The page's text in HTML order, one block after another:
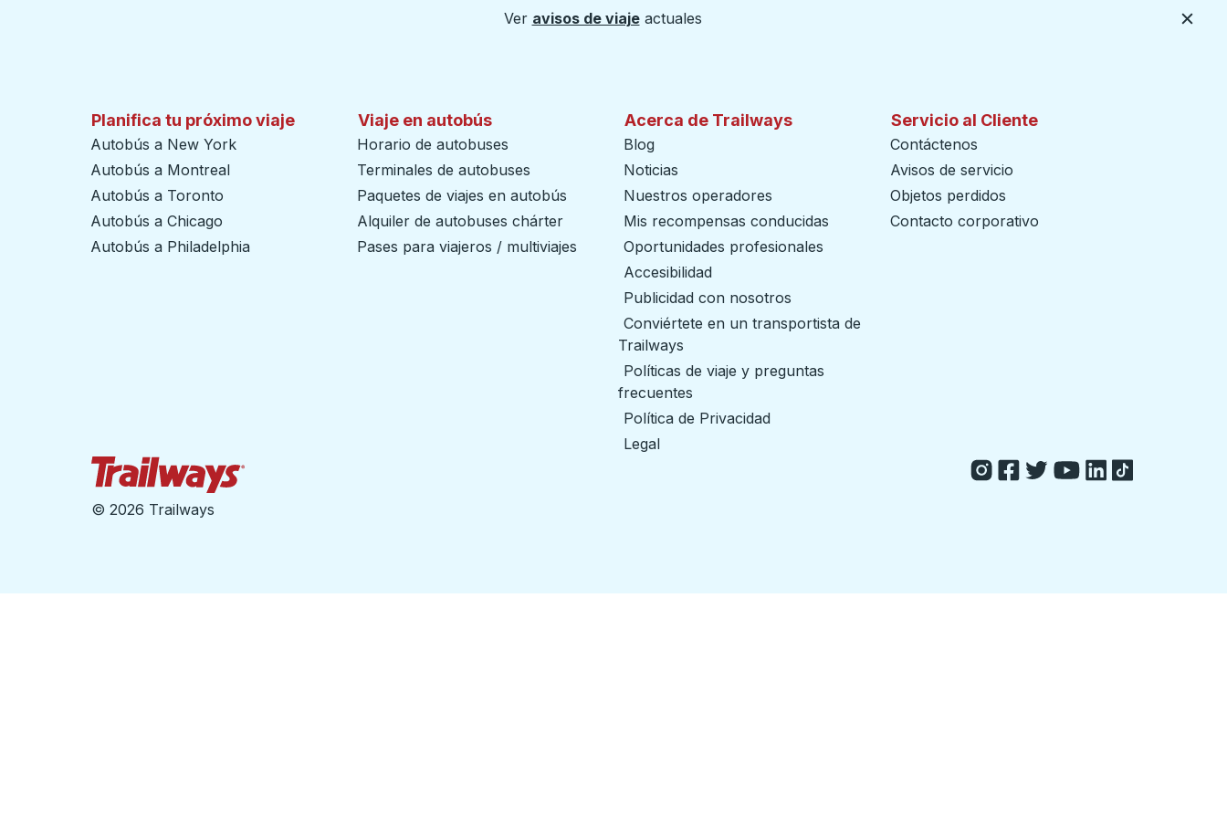
Ver avisos de viajeactuales
Planifica tu próximo viaje
Autobús a New York
Autobús a Montreal
Autobús a Toronto
Autobús a Chicago
Autobús a Philadelphia
Viaje en autobús
Horario de autobuses
Terminales de autobuses
Paquetes de viajes en autobús
Alquiler de autobuses chárter
Pases para viajeros / multiviajes
Acerca de Trailways
Blog
Noticias
Nuestros operadores
Mis recompensas conducidas
Oportunidades profesionales
Accesibilidad
Publicidad con nosotros
Conviértete en un transportista de
Trailways
Políticas de viaje y preguntas
frecuentes
Política de Privacidad
Legal
Servicio al Cliente
Contáctenos
Avisos de servicio
Objetos perdidos
Contacto corporativo
© 2026 Trailways